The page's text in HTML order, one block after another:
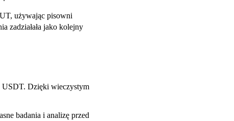
używając pisowni
zadziałała jako kolejny
USDT. Dzięki wieczystym
badania i analizę przed